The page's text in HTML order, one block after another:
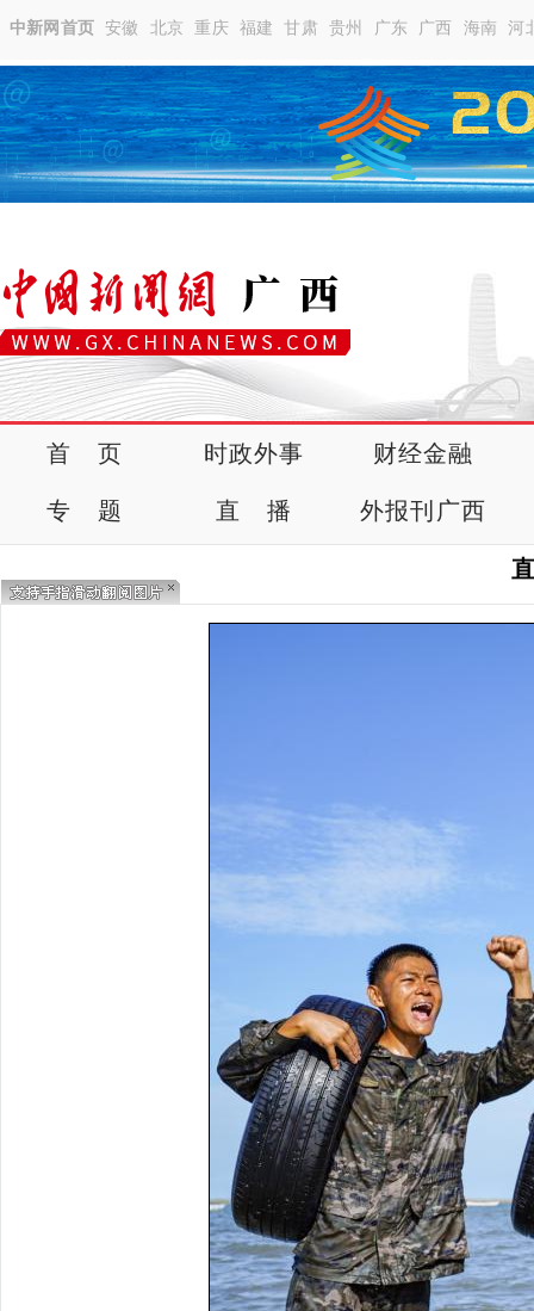
中新网首页 安徽 北京 重庆 福建 甘肃 贵州 广东 广西 海南 河
首 页 时政外事 财经金融
专 题 直 播 外报刊广西